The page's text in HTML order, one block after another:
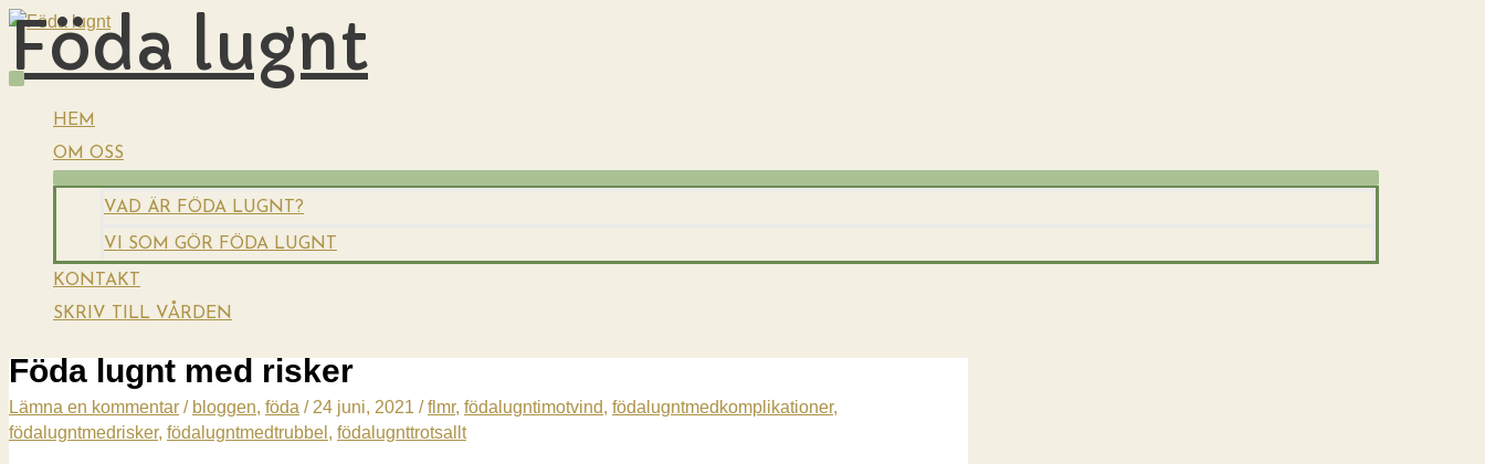
Hoppa
till
innehåll
Föda lugnt
HUVUDMENY
HEM
OM OSS
VAD ÄR FÖDA LUGNT?
VI SOM GÖR FÖDA LUGNT
KONTAKT
SKRIV TILL VÅRDEN
Föda lugnt med risker
Lämna en kommentar / bloggen, föda / 24 juni, 2021 /flmr, födalugntimotvind, födalugntmedkomplikationer,
födalugntmedrisker, födalugntmedtrubbel , födalugnttrotsallt